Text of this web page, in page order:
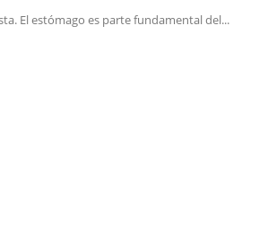
El estómago es parte fundamental del...